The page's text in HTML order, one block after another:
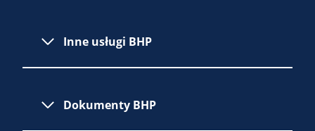
Inne usługi BHP
Dokumenty BHP